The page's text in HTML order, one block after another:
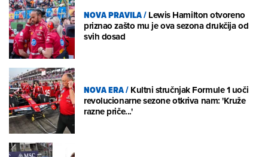
NOVA PRAVILA/Lewis Hamilton otvoreno
priznao zašto mu je ova sezona drukčija od
svih dosad
NOVA ERA/Kultni stručnjak Formule 1 uoči
revolucionarne sezone otkriva nam: 'Kruže
razne priče...'